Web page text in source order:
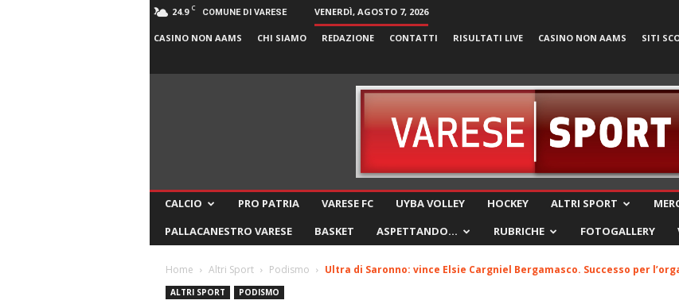
24.9 C COMUNE DI VARESE VENERDÌ, AGOSTO 7, 2026
CASINO NON AAMS CHI SIAMO REDAZIONE CONTATTI RISULTATI LIVE CASINO NON AAMS SITI
CALCIO PRO PATRIA VARESE FC UYBA VOLLEY HOCKEY ALTRI SPORT
PALLACANESTRO VARESE
BASKET ASPETTANDO… RUBRICHE FOTOGALLERY
Home Altri Sport Podismo Ultra di Saronno: vince Elsie Cargniel Bergamasco. Successo per
ALTRI SPORT PODISMO